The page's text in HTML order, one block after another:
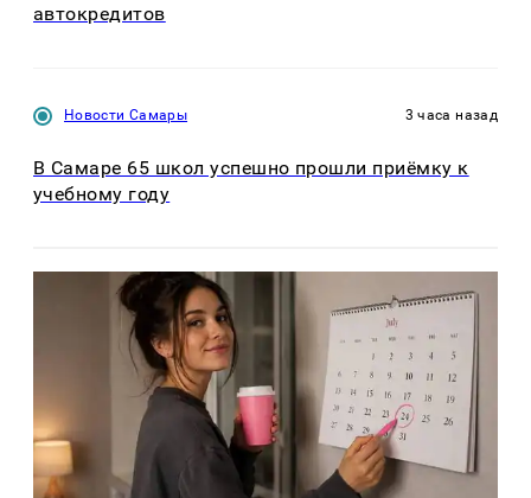
автокредитов
Новости Самары 3 часа назад
В Самаре 65 школ успешно прошли приёмку к
учебному году